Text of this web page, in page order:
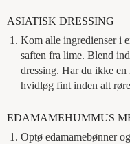
ASIATISK DRESSING
Kom alle ingredienser i
saften fra lime. Blend
dressing. Har du ikke
hvidløg fint inden alt
EDAMAMEHUMMUS
Optø edamamebønner